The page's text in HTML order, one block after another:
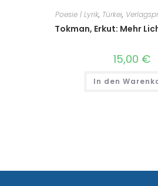
Poesie | Lyrik, Türkei,
Tokman, Erkut: Mehr
15,00 €
In den